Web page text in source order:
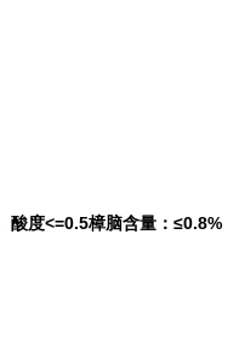
度<=0.5樟脑含量：≤0.8%